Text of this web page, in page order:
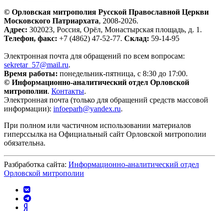
© Орловская митрополия Русской Православной Церкви
Московского Патриархата, 2008-2026.
Адрес: 302023, Россия, Орёл, Монастырская площадь, д. 1.
Телефон, факс: +7 (4862) 47-52-77. Склад: 59-14-95
Электронная почта для обращений по всем вопросам:
sekretar_57@mail.ru.
Время работы: понедельник-пятница, с 8:30 до 17:00.
© Информационно-аналитический отдел Орловской
митрополии. Контакты.
Электронная почта (только для обращений средств массовой
информации): infoeparh@yandex.ru.
При полном или частичном использовании материалов
гиперссылка на Официальный сайт Орловской митрополии
обязательна.
Разбработка сайта: Информационно-аналитический отдел
Орловской митрополии